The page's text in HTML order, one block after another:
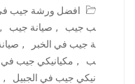
افضل ورشة جيب في
ب جيب
, صيانة جيب ,
ة جيب في الخبر
,
ب
, مكيانيكي جيب في
نيكي جيب في الجبيل
,